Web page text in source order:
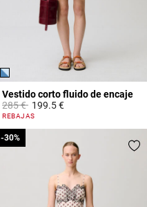
Vestido corto fluido de encaje
Price reduced from
285 €to199.5 €
5 out of 5 Customer Rating
REBAJAS
-30%
-30%